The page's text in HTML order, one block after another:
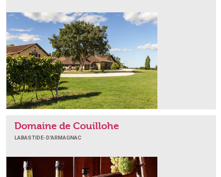
Domaine de Couillohe
LABASTIDE-D'ARMAGNAC